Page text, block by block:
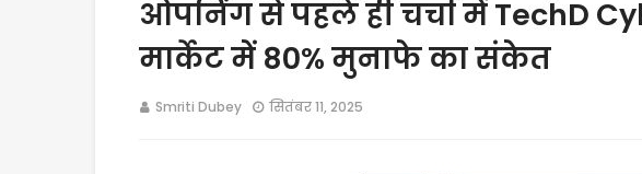
ओपनिंग से पहले ही चर्चा में TechD
मार्केट में 80% मुनाफे का संकेत
Smriti Dubey सितंबर 11, 2025